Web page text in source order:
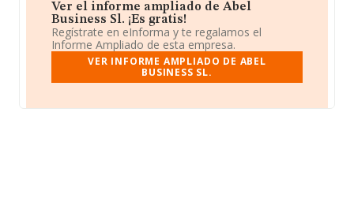
Ver el informe ampliado de Abel
Business Sl. ¡Es gratis!
Regístrate en eInforma y te regalamos el
Informe Ampliado de esta empresa.
VER INFORME AMPLIADO DE ABEL
BUSINESS SL.